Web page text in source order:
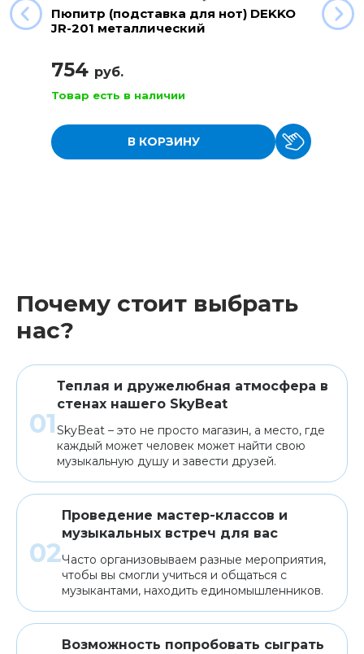
Пюпитр (подставка для нот) DEKKO
JR-201 металлический
754 руб.
Товар есть в наличии
В КОРЗИНУ
Почему стоит выбрать
нас?
Теплая и дружелюбная атмосфера в
стенах нашего SkyBeat
SkyBeat – это не просто магазин, а место, где
каждый может человек может найти свою
музыкальную душу и завести друзей.
Проведение мастер-классов и
музыкальных встреч для вас
Часто организовываем разные мероприятия,
чтобы вы смогли учиться и общаться с
музыкантами, находить единомышленников.
Возможность попробовать сыграть